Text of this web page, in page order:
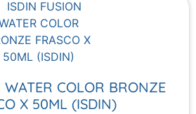
WATER COLOR BRONZE
X 50ML (ISDIN)